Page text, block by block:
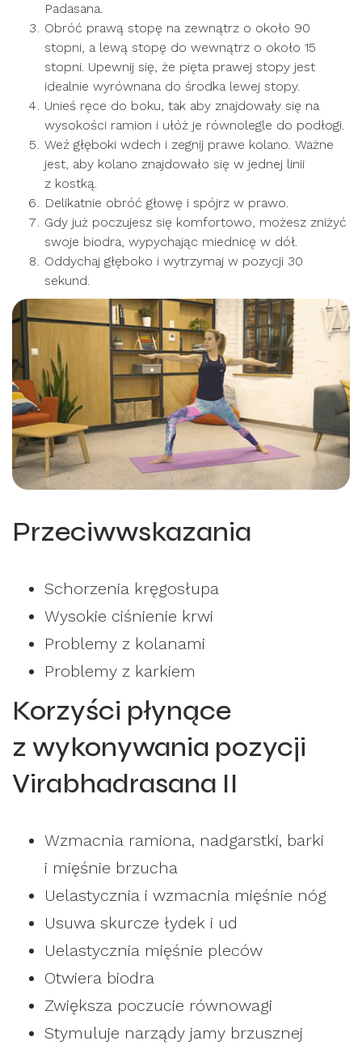
Padasana.
Obróć prawą stopę na zewnątrz o około 90
stopni, a lewą stopę do wewnątrz o około 15
stopni. Upewnij się, że pięta prawej stopy jest
idealnie wyrównana do środka lewej stopy.
Unieś ręce do boku, tak aby znajdowały się na
wysokości ramion i ułóż je równolegle do podłogi.
Weź głęboki wdech i zegnij prawe kolano. Ważne
jest, aby kolano znajdowało się w jednej linii
z kostką.
Delikatnie obróć głowę i spójrz w prawo.
Gdy już poczujesz się komfortowo, możesz zniżyć
swoje biodra, wypychając miednicę w dół.
Oddychaj głęboko i wytrzymaj w pozycji 30
sekund.
Przeciwwskazania
Schorzenia kręgosłupa
Wysokie ciśnienie krwi
Problemy z kolanami
Problemy z karkiem
Korzyści płynące
z wykonywania pozycji
Virabhadrasana II
Wzmacnia ramiona, nadgarstki, barki
i mięśnie brzucha
Uelastycznia i wzmacnia mięśnie nóg
Usuwa skurcze łydek i ud
Uelastycznia mięśnie pleców
Otwiera biodra
Zwiększa poczucie równowagi
Stymuluje narządy jamy brzusznej